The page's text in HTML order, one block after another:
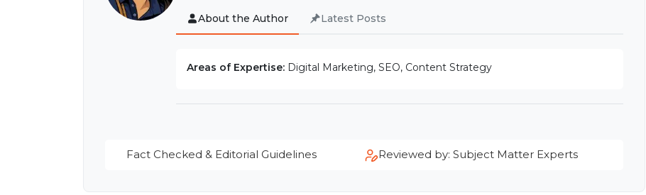
About the Author Latest Posts
Areas of Expertise: Digital Marketing, SEO, Content Strategy
Fact Checked & Editorial Guidelines Reviewed by: Subject Matter Experts